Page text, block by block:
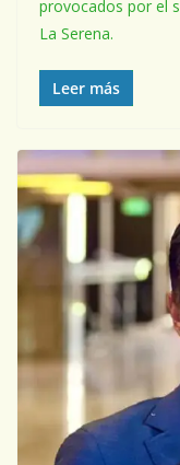
provocados por el
La Serena.
Leer más